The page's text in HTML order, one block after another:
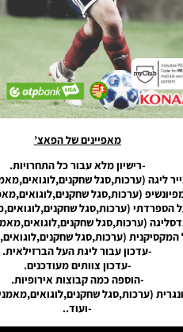
מאפיינים של הפאצ’
-רישיון מלא עבור כל התחרויות.
ליגה (ערכות,סגל
(ערכות,סגל
הספרדתי (ערכות,סגל
(ערכות,סגל
(ערכות,סגל
-עדכון עבור ליגת העל הברזילאית.
-עדכון צוותים מעודכנים.
-הוספה כמה קבוצות אירופיות.
(ערכות,סגל
-ועוד..